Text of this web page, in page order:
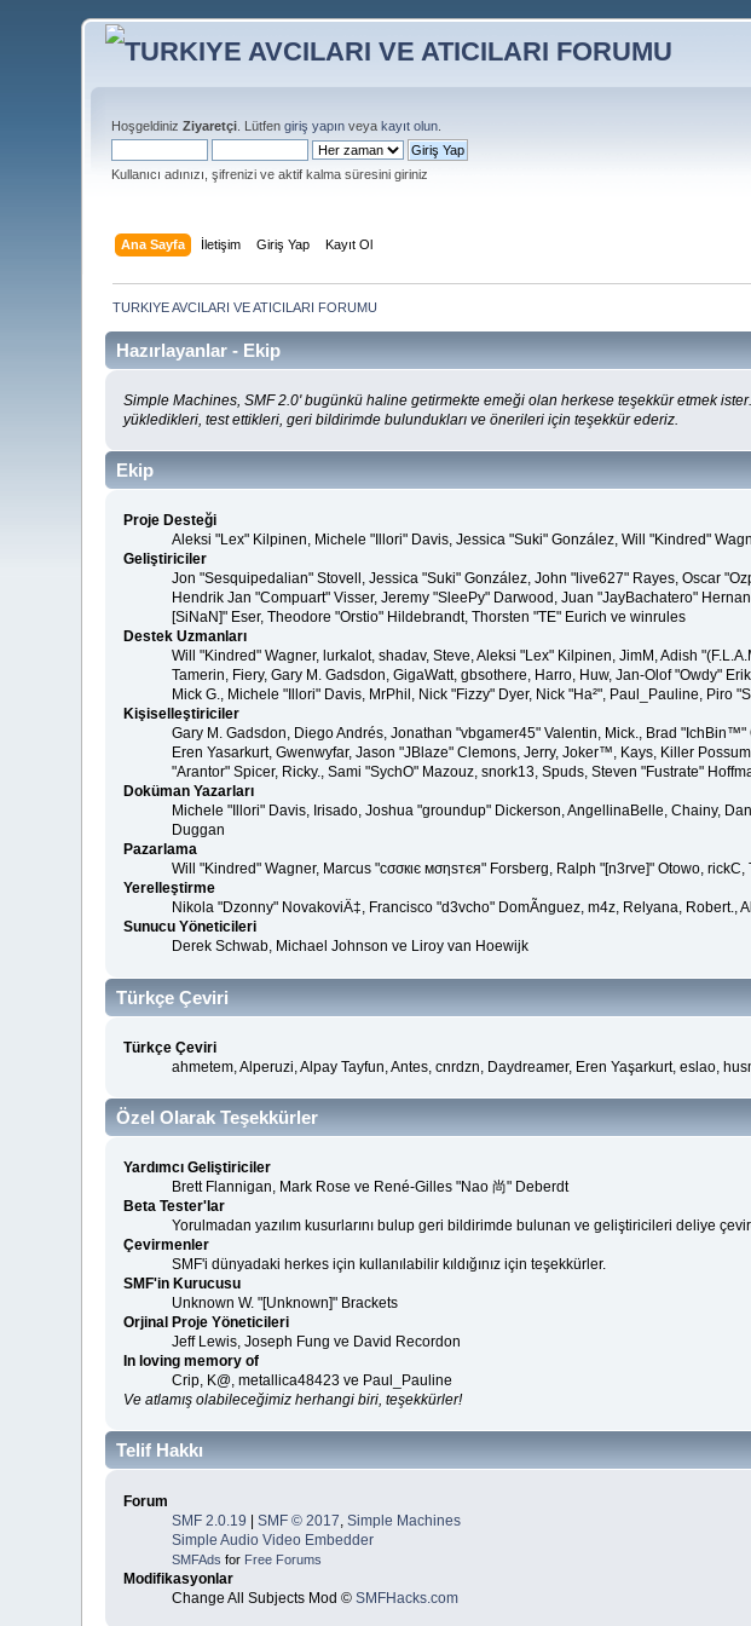
HoşgeldinizZiyaretçi . Lütfengiriş yapın veyakayıt olun
Kullanıcı adınızı, şifrenizi ve aktif kalma süresini giriniz
Ana Sayfa İletişim Giriş Yap Kayıt Ol
TURKIYE AVCILARI VE ATICILARI FORUMU
Hazırlayanlar - Ekip
Simple Machines, SMF 2.0' bugünkü haline getirmekte emeği olan herkese teşekkür etmek
yükledikleri, test ettikleri, geri bildirimde bulundukları ve önerileri için teşekkür ederiz.
Ekip
Proje Desteği
Aleksi "Lex" Kilpinen, Michele "Illori" Davis, Jessica "Suki" González, Will "Kindred"
Geliştiriciler
Jon "Sesquipedalian" Stovell, Jessica "Suki" González, John "live627" Rayes, Oscar
Hendrik Jan "Compuart" Visser, Jeremy "SleePy" Darwood, Juan "JayBachatero"
[SiNaN]" Eser, Theodore "Orstio" Hildebrandt, Thorsten "TE" Eurich ve winrules
Destek Uzmanları
Will "Kindred" Wagner, lurkalot, shadav, Steve, Aleksi "Lex" Kilpinen, JimM, Adish
Tamerin, Fiery, Gary M. Gadsdon, GigaWatt, gbsothere, Harro, Huw, Jan-Olof "Owdy"
Mick G., Michele "Illori" Davis, MrPhil, Nick "Fizzy" Dyer, Nick "Ha²", Paul_Pauline,
Kişiselleştiriciler
Gary M. Gadsdon, Diego Andrés, Jonathan "vbgamer45" Valentin, Mick., Brad
Eren Yasarkurt, Gwenwyfar, Jason "JBlaze" Clemons, Jerry, Joker™, Kays, Killer
"Arantor" Spicer, Ricky., Sami "SychO" Mazouz, snork13, Spuds, Steven "Fustrate"
Doküman Yazarları
Michele "Illori" Davis, Irisado, Joshua "groundup" Dickerson, AngellinaBelle, Chainy,
Duggan
Pazarlama
Will "Kindred" Wagner, Marcus "cσσкιє мσηѕтєя" Forsberg, Ralph "[n3rve]" Otowo, rickC,
Yerelleştirme
Nikola "Dzonny" NovakoviÄ‡, Francisco "d3vcho" DomÃ­nguez, m4z, Relyana, Robert.,
Sunucu Yöneticileri
Derek Schwab, Michael Johnson ve Liroy van Hoewijk
Türkçe Çeviri
Türkçe Çeviri
ahmetem, Alperuzi, Alpay Tayfun, Antes, cnrdzn, Daydreamer, Eren Yaşarkurt, eslao,
Özel Olarak Teşekkürler
Yardımcı Geliştiriciler
Brett Flannigan, Mark Rose ve René-Gilles "Nao 尚" Deberdt
Beta Tester'lar
Yorulmadan yazılım kusurlarını bulup geri bildirimde bulunan ve geliştiricileri deliye
Çevirmenler
SMF'i dünyadaki herkes için kullanılabilir kıldığınız için teşekkürler.
SMF'in Kurucusu
Unknown W. "[Unknown]" Brackets
Orjinal Proje Yöneticileri
Jeff Lewis, Joseph Fung ve David Recordon
In loving memory of
Crip, K@, metallica48423 ve Paul_Pauline
Ve atlamış olabileceğimiz herhangi biri, teşekkürler!
Telif Hakkı
Forum
SMF 2.0.19 |SMF © 2017 ,Simple Machines
Simple Audio Video Embedder
SMFAds for Free Forums
Modifikasyonlar
Change All Subjects Mod ©SMFHacks.com